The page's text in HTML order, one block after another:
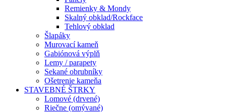
Remienky & Mondy
Skalný obklad/Rockface
Tehlový obklad
Šlapáky
Murovací kameň
Gabiónová výplň
Lemy / parapety
Sekané obrubníky
Ošetrenie kameňa
STAVEBNÉ ŠTRKY
Lomové (drvené)
Riečne (omývané)